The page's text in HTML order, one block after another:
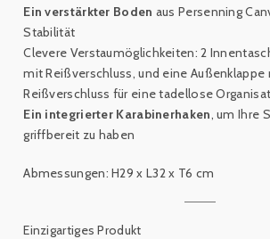
Ein verstärkter Boden aus Persenning
Stabilität
Clevere Verstaumöglichkeiten: 2
mit Reißverschluss, und eine Außenklappe
Reißverschluss für eine tadellose
Ein integrierter Karabinerhaken, um Ihre
griffbereit zu haben
Abmessungen: H29 x L32 x T6 cm
Einzigartiges Produkt